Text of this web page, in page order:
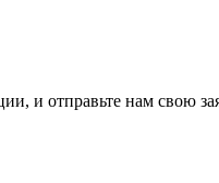
и отправьте нам свою